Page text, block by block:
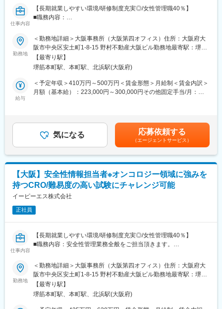
現在の配属先としては東京23区内の製薬メーカーがほぼ100％で
す。（稀にCROの配属もあります）
■同社の特徴・魅力：
【製薬メーカーへの常駐により高い専門性を得られる】安全性情
報管理部門では、国内外の大手製薬メーカーの治験や市販後業務
に携わっています。製薬会社の一員として製薬から育薬に至る全
体を把握することが出来るので、様々な業務に携わりながら専門
をサポートします。
【充実の福利厚生】資格手当（TOEIC700点取得で15,000円/月な
ど）、地域手当＋住宅補助、引越支度金に加え、敷金礼金＋引越
100％支給、勤続3年から出る退職金、年間休日122日＋有給休
暇、交流会でもある研究者会やエリア会、技術研修も十分に揃え
ています。
仕事内容
【長期就業しやすい環境/研修制度充実◎/女性管理職40％】
■職務内容：
未経験の方でもしっかりと教育致します。将来的にチームのマネ
ジメントをお任せする予定です。
・国内における治験・製造販売後安全性情報・文献学会の一次評
価
・国内症例のモニター、MRへの再調査指示業務サポート
・CIOMS・Med Watchフォームや文献学会情報等による
措置報告・不具合報告書（案）の作成およびSGML化
・感染症定期報告のための学会文献・ホームページのモニタリン
・安全性情報管理業務全般のコンサルテーション並びにその他関
連業務全般等
※2026年10月1日付で事業再編および承継会社の商号変更を予定し
ており、本求人は新会社（株式会社 EPデータウィーブ）へ承継さ
れます。
詳細：https://www.eps.co.jp/ja/pdf/20260630114451.pdf
■同社の魅力：
【就業しやすい環境】
間30分に短縮。ワークライフバランスを保ちながら就業すること
が可能です。厚生労働省から「子育てサポート企業（くるみんマ
ーク）」の認定や、仕事と介護を料率できる職場環境の証である
「トモニン」にも認定。
勤務地
＜勤務地詳細＞大阪事務所（大阪第四オフィス）住所：大阪府大
阪市中央区安土町1-8-15 野村不動産大阪ビル勤務地最寄駅：堺筋
線／堺筋本町駅受動喫煙対策：屋内全面禁煙変更の範囲：会社の
定める事業所
【最寄り駅】
堺筋本町駅、本町駅、北浜駅(大阪府)
給与
＜予定年収＞410万円～500万円＜賃金形態＞月給制＜賃金内訳＞
月額（基本給）：223,000円～300,000円その他固定手当/月：
賃金はあくまでも目安の金額であり、選考を通じて上下する可能
性があります。月給(月額)は固定手当を含めた表記です。
気になる 応募依頼する
（エージェントサービス）
【大阪】安全性情報担当者※オンコロジー領域に強みを
持つCRO/難易度の高い試験にチャレンジ可能
イーピーエス株式会社
正社員
仕事内容
【長期就業しやすい環境/研修制度充実◎/女性管理職40％】
■職務内容：安全性管理業務全般をご担当頂きます。
海外（英語）安全性情報の一次評価・和訳
・国内における治験・製造販売後安全性情報・文献学会の一次評
価
・英語訳（CIOMS・Med Watch・Annual report等作成）業務
・モニター、MRへの再調査指示業務サポート
・医薬品医療機器総合機構への(医薬品)副作用・感染症等報告書・
勤務地
＜勤務地詳細＞大阪事務所（大阪第四オフィス）住所：大阪府大
阪市中央区安土町1-8-15 野村不動産大阪ビル勤務地最寄駅：堺筋
線／堺筋本町駅受動喫煙対策：屋内全面禁煙変更の範囲：会社の
定める事業所
【最寄り駅】
堺筋本町駅、本町駅、北浜駅(大阪府)